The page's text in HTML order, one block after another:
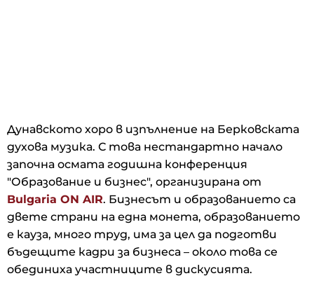
Дунавското хоро в изпълнение на Берковската
духова музика. С това нестандартно начало
започна осмата годишна конференция
"Образование и бизнес", организирана от
Bulgaria ON AIR. Бизнесът и образованието са
двете страни на една монета, образованието
е кауза, много труд, има за цел да подготви
бъдещите кадри за бизнеса – около това се
обединиха участниците в дискусията.